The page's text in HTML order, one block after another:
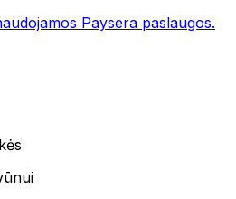
Paysera paslaugos.